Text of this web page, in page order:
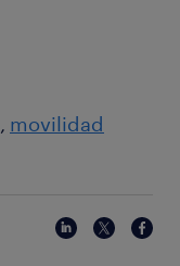
movilidad